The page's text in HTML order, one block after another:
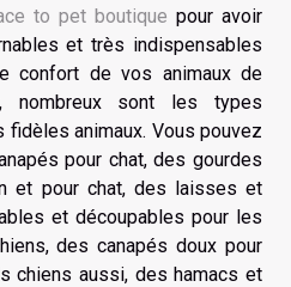
to pet boutique pour avoir
et très indispensables
confort de vos animaux de
nombreux sont les types
animaux. Vous pouvez
pour chat, des gourdes
et pour chat, des laisses et
et découpables pour les
des canapés doux pour
chiens aussi, des hamacs et